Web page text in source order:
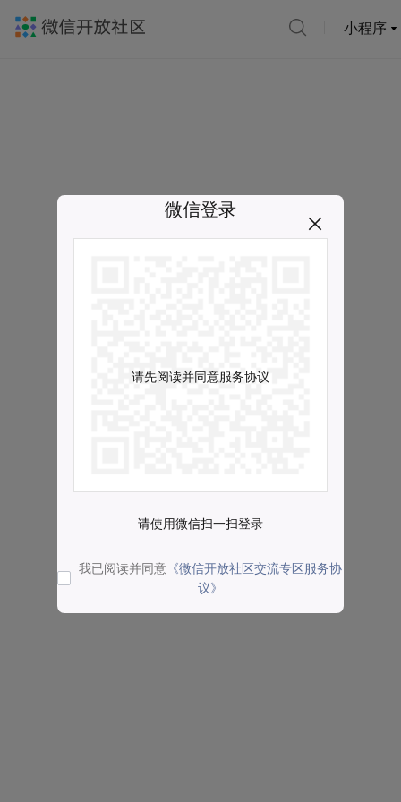
小程序
微信登录
请先阅读并同意服务协议
请使用微信扫一扫登录
我已阅读并同意 《微信开放社区交流专区服务协
议》